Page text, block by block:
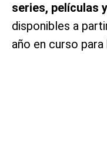
series, películas
disponibles a
año en curso para